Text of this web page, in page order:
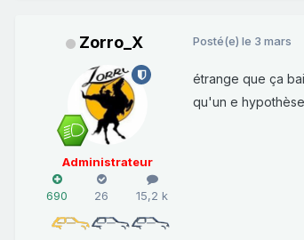
Zorro_X
Administrateur
690 26 15,2 k
Posté(e) le 3 mars
étrange que ça
qu'un e